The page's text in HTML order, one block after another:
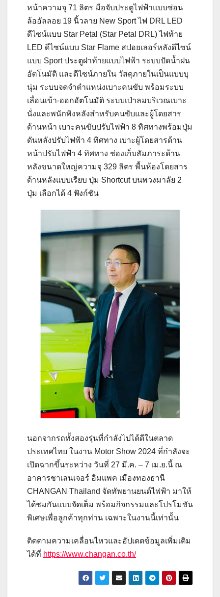
หน้าความจุ 71 ลิตร มือจับประตูไฟฟ้าแบบซ่อน
ล้ออัลลอย 19 นิ้วลาย New Sport ไฟ DRL LED
ดีไซน์แบบ Star Petal (Star Petal DRL) ไฟท้าย
LED ดีไซน์แบบ Star Flame สปอยเลอร์หลังดีไซน์
แบบ Sport ประตูฝาท้ายแบบไฟฟ้า ระบบปัดน้ำฝน
อัตโนมัติ และดีไซน์ภายใน วัสดุภายในเป็นแบบบุ
นุ่ม ระบบจดจำตำแหน่งเบาะคนขับ พร้อมระบบ
เลื่อนเข้า-ออกอัตโนมัติ ระบบเป่าลมบริเวณเบาะ
นั่งและพนักพิงหลังสำหรับคนขับและผู้โดยสาร
ด้านหน้า เบาะคนขับปรับไฟฟ้า 8 ทิศทางพร้อมปุ่ม
ดันหลังปรับไฟฟ้า 4 ทิศทาง เบาะผู้โดยสารด้าน
หน้าปรับไฟฟ้า 4 ทิศทาง ช่องเก็บสัมภาระด้าน
หลังขนาดใหญ่ความจุ 329 ลิตร พื้นห้องโดยสาร
ด้านหลังแบบเรียบ ปุ่ม Shortcut บนพวงมาลัย 2
ปุ่ม เลือกได้ 4 ฟังก์ชัน
นอกจากรถทั้งสองรุ่นที่กำลังไปได้ดีในตลาด
ประเทศไทย ในงาน Motor Show 2024 ที่กำลังจะ
เปิดฉากขึ้นระหว่าง วันที่ 27 มี.ค. – 7 เม.ย.นี้ ณ
อาคารชาเลนเจอร์ อิมแพค เมืองทองธานี
CHANGAN Thailand จัดทัพยานยนต์ไฟฟ้า มาให้
ได้ชมกันแบบจัดเต็ม พร้อมกิจกรรมและโปรโมชัน
พิเศษเพื่อลูกค้าทุกท่าน เฉพาะในงานนี้เท่านั้น
ติดตามความเคลื่อนไหวและอัปเดตข้อมูลเพิ่มเติม
ได้ที่ https://www.changan.co.th/